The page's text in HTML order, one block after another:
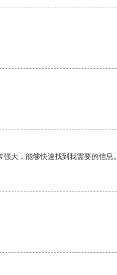
大，能够快速找到我需要的信息。